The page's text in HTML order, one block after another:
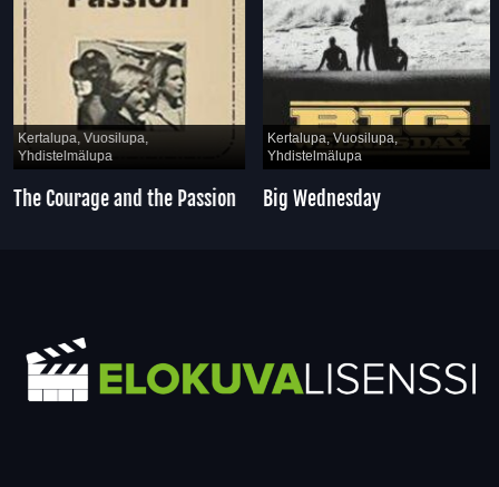
Kertalupa, Vuosilupa,
Yhdistelmälupa
The Courage and the Passion
Kertalupa, Vuosilupa,
Yhdistelmälupa
Big Wednesday